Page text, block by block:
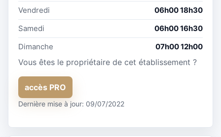
Vendredi
06h00 18h30
Samedi
06h00 16h30
Dimanche
07h00 12h00
Vous êtes le propriétaire de cet établissement ?
accès PRO
Dernière mise à jour: 09/07/2022